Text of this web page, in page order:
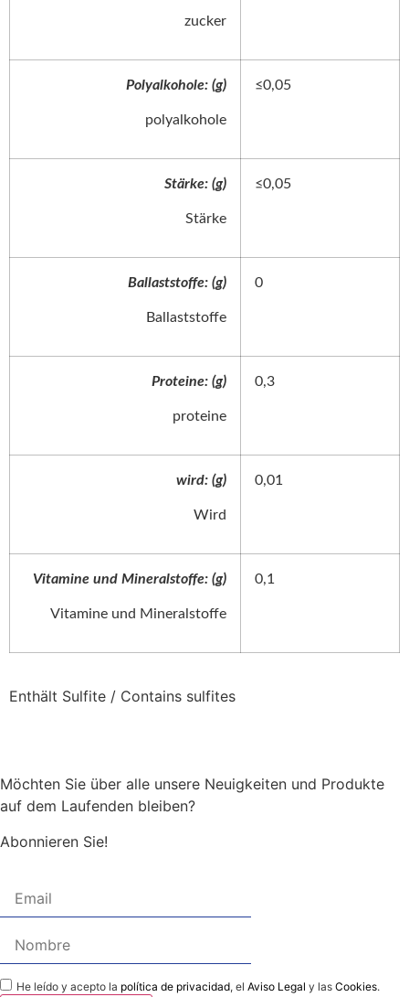
zucker
Polyalkohole: (g)
polyalkohole
≤0,05
Stärke: (g)
Stärke
≤0,05
Ballaststoffe: (g)
Ballaststoffe
0
Proteine: (g)
proteine
0,3
wird: (g)
Wird
0,01
Vitamine und Mineralstoffe: (g)
Vitamine und Mineralstoffe
0,1
Enthält Sulfite / Contains sulfites
Möchten Sie über alle unsere Neuigkeiten und Produkte
auf dem Laufenden bleiben?
Abonnieren Sie!
He leído y acepto la política de privacidad, el Aviso Legal y las Cookies.